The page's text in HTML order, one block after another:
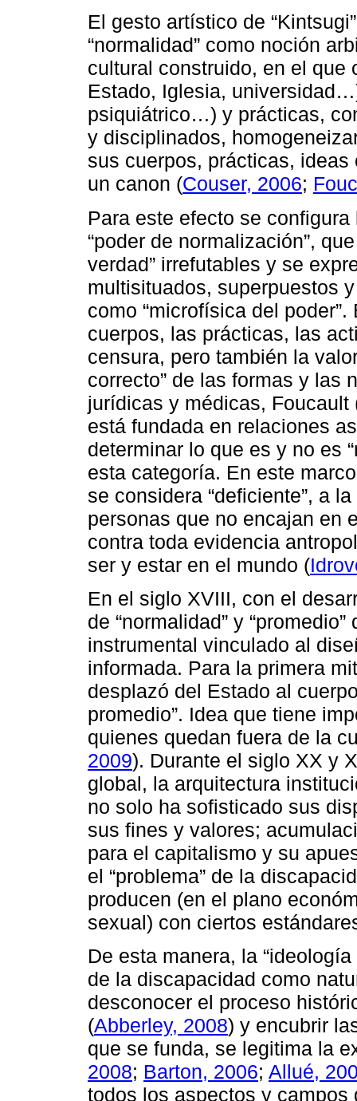
El gesto artístico de
“normalidad” como noción
cultural construido, en el que
Estado, Iglesia,
psiquiátrico…) y prácticas,
y disciplinados,
sus cuerpos, prácticas,
un canon (Couser, 2006;
Para este efecto se
“poder de normalización”,
verdad” irrefutables y se
multisituados, superpuestos
como “microfísica del
cuerpos, las prácticas, las
censura, pero también la
correcto” de las formas y las
jurídicas y médicas, Foucault
está fundada en relaciones
determinar lo que es y no es
esta categoría. En este
se considera “deficiente”, a
personas que no encajan en
contra toda evidencia
ser y estar en el mundo (
En el siglo XVIII, con el
de “normalidad” y
instrumental vinculado al
informada. Para la primera
desplazó del Estado al
promedio”. Idea que tiene
quienes quedan fuera de la
2009). Durante el siglo XX y
global, la arquitectura
no solo ha sofisticado sus
sus fines y valores;
para el capitalismo y su
el “problema” de la
producen (en el plano
sexual) con ciertos
De esta manera, la
de la discapacidad como
desconocer el proceso
(Abberley, 2008) y encubrir
que se funda, se legitima la
2008; Barton, 2006; Allué,
todos los aspectos y